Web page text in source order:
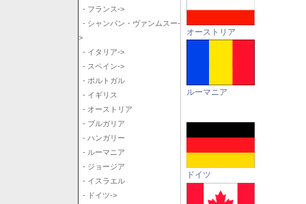
- フランス->
- シャンパン・ヴァンムスー-
>
- イタリア->
- スペイン->
- ポルトガル
- イギリス
- オーストリア
- ブルガリア
- ハンガリー
- ルーマニア
- ジョージア
- イスラエル
- ドイツ->
オーストリア
ルーマニア
ドイツ